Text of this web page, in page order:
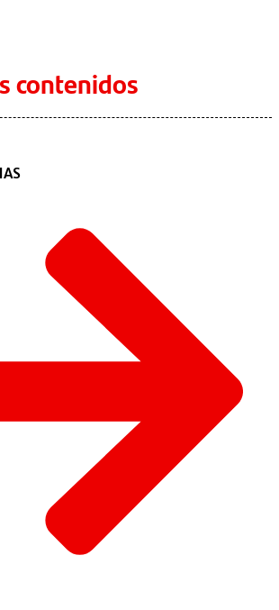
contenidos